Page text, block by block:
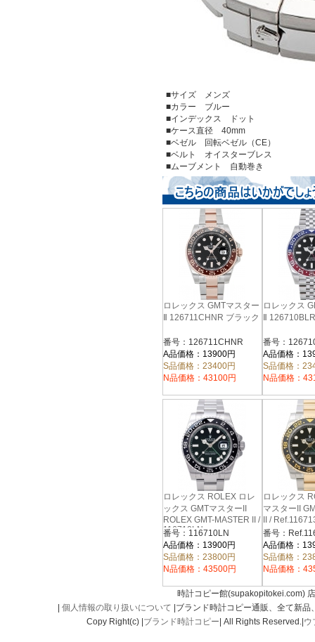
■サイズ メンズ
■カラー ブルー
■インデックス ドット
■ケース直径 40mm
■ベゼル 回転ベゼル（CE）
■ベルト オイスターブレス
■ムーブメント 自動巻き
ロレックス GMTマスター
Ⅱ 126711CHNR ブラック
番号：126711CHNR
A品価格：13900円
S品価格：23400円
N品価格：43100円
ロレックス
Ⅱ
番号：
A品価格：
S品価格：
N品価格：
ロレックス ROLEX ロレ
ックス GMTマスターII
ROLEX GMT-MASTER II /
116710LN
番号：116710LN
A品価格：13900円
S品価格：23800円
N品価格：43500円
ロレックス
マスターII
II /
番号：
A品価格：
S品価格：
N品価格：
時計コピー館(supakopitokei.com)
個人情報の取り扱いについて |ブランド時計コピー通販、全て新
Copy Right(c) | ブランド時計コピー | All Rights Reserved.| ウ